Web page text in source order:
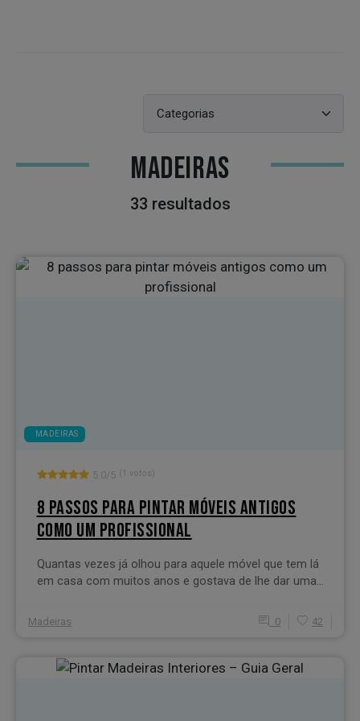
MADEIRAS
33 resultados
MADEIRAS
5.0/5 (1 votos)
8 PASSOS PARA PINTAR MÓVEIS ANTIGOS
COMO UM PROFISSIONAL
Quantas vezes já olhou para aquele móvel que tem lá
em casa com muitos anos e gostava de lhe dar uma...
Madeiras 0 42